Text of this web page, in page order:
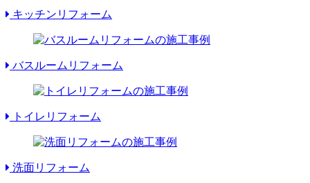
キッチンリフォーム
バスルームリフォーム
トイレリフォーム
洗面リフォーム